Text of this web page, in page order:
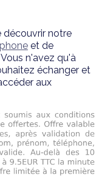
découvrir notre
et de
Vous n'avez qu'à
échanger et
aux